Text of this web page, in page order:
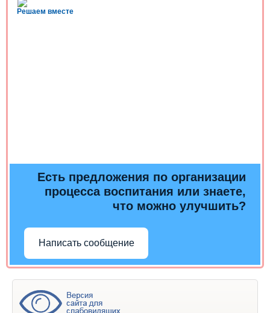
Решаем вместе
Есть предложения по организации
процесса воспитания или знаете,
что можно улучшить?
Написать сообщение